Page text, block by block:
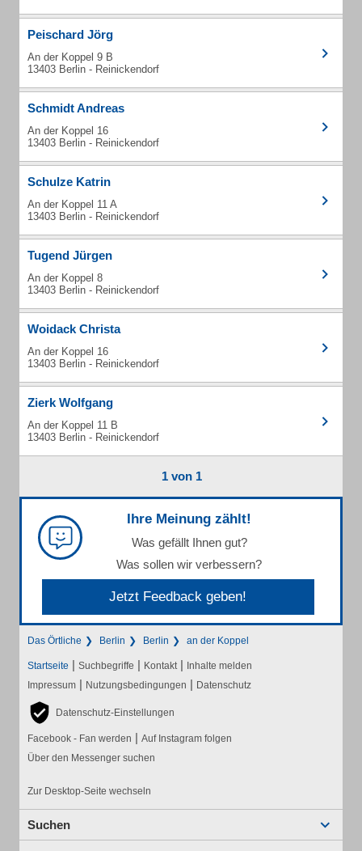
Peischard Jörg
An der Koppel 9 B
13403 Berlin - Reinickendorf
Schmidt Andreas
An der Koppel 16
13403 Berlin - Reinickendorf
Schulze Katrin
An der Koppel 11 A
13403 Berlin - Reinickendorf
Tugend Jürgen
An der Koppel 8
13403 Berlin - Reinickendorf
Woidack Christa
An der Koppel 16
13403 Berlin - Reinickendorf
Zierk Wolfgang
An der Koppel 11 B
13403 Berlin - Reinickendorf
1 von 1
Ihre Meinung zählt!
Was gefällt Ihnen gut?
Was sollen wir verbessern?
Jetzt Feedback geben!
Das Örtliche Berlin Berlin an der Koppel
Startseite | Suchbegriffe | Kontakt | Inhalte melden
Impressum | Nutzungsbedingungen | Datenschutz
Datenschutz-Einstellungen
Facebook - Fan werden | Auf Instagram folgen
Über den Messenger suchen
Zur Desktop-Seite wechseln
Suchen